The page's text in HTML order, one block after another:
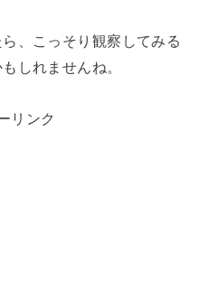
、こっそり観察してみる
しれませんね。
リンク